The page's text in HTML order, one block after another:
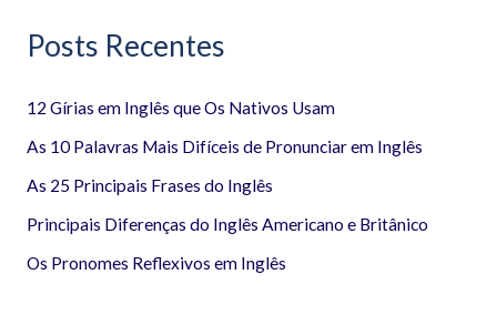
u
s
a
r
Posts Recentes
12 Gírias em Inglês que Os Nativos Usam
As 10 Palavras Mais Difíceis de Pronunciar em Inglês
As 25 Principais Frases do Inglês
Principais Diferenças do Inglês Americano e Britânico
Os Pronomes Reflexivos em Inglês